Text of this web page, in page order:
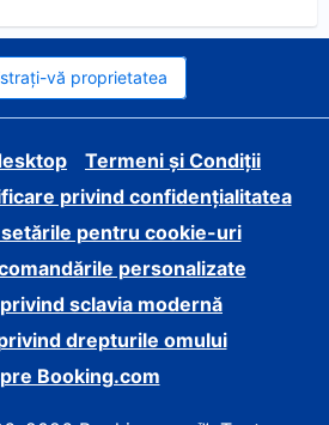
vă proprietatea
Termeni și Condiții
privind confidențialitatea
pentru cookie-uri
personalizate
sclavia modernă
drepturile omului
Booking.com